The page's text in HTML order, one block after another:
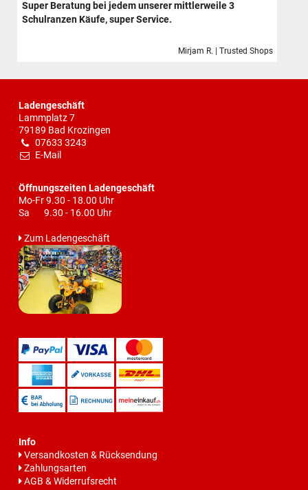
Super Beratung bei jedem unserer mittlerweile 3
Schulranzen Käufe, super Service.
Mirjam R. | Trusted Shops
Ladengeschäft
Lammplatz 7
79189 Bad Krozingen
07633 3243
E-Mail
Öffnungszeiten Ladengeschäft
Mo-Fr 9.30 - 18.00 Uhr
Sa 9.30 - 16.00 Uhr
Zum Ladengeschäft
Info
Versandkosten & Rücksendung
Zahlungsarten
AGB & Widerrufsrecht